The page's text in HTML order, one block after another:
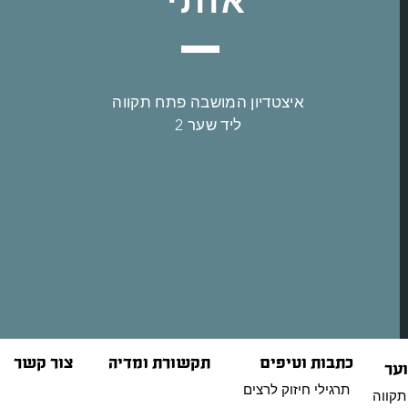
איצטדיון המושבה פתח תקווה
ליד שער 2
צור קשר תקשורת ומדיה כתבות וטיפים
תרגילי חיזוק לרצים